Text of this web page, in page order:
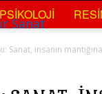
Sanat
PSIKOLOJI
Sanat, insanın